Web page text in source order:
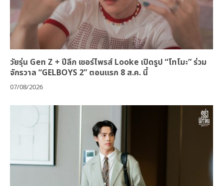
วัยรุ่น Gen Z + ปีลึก เซอร์ไพรส์ Looke เปิดรูป “โทโมะ” ร่วม
จักรวาล “GELBOYS 2” ตอนแรก 8 ส.ค. นี้
07/08/2026